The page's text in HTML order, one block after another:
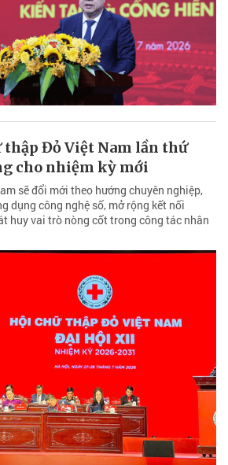
Đỏ Việt Nam lần thứ
cho nhiệm kỳ mới
sẽ đổi mới theo hướng chuyên nghiệp,
dụng công nghệ số, mở rộng kết nối
huy vai trò nòng cốt trong công tác nhân